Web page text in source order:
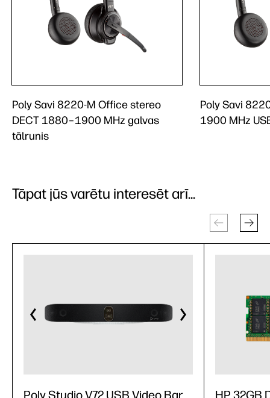
Poly Savi 8220-M Office stereo
DECT 1880–1900 MHz galvas
tālrunis
Poly Savi
1900 MHz
Tāpat jūs varētu interesēt arī...